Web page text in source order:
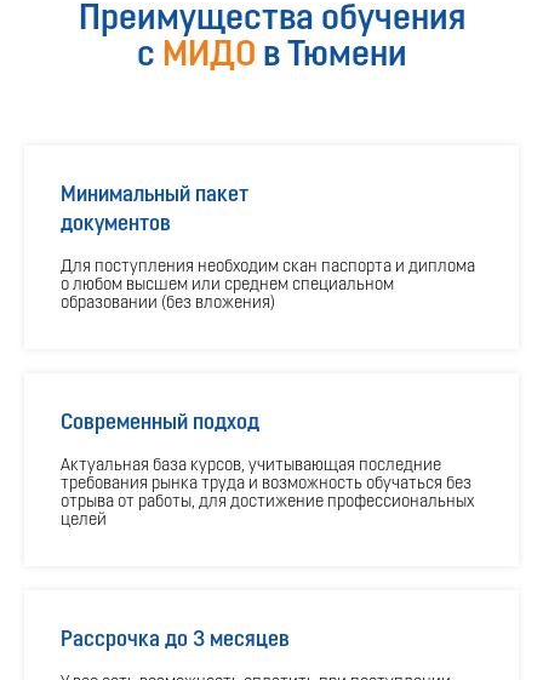
Преимущества обучения
с МИДО в Тюмени
Минимальный пакет
документов
Для поступления необходим скан паспорта и диплома
о любом высшем или среднем специальном
образовании (без вложения)
Современный подход
Актуальная база курсов, учитывающая последние
требования рынка труда и возможность обучаться без
отрыва от работы, для достижение профессиональных
целей
Рассрочка до 3 месяцев